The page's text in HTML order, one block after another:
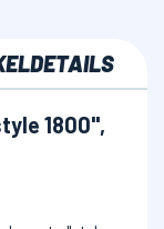
1800",